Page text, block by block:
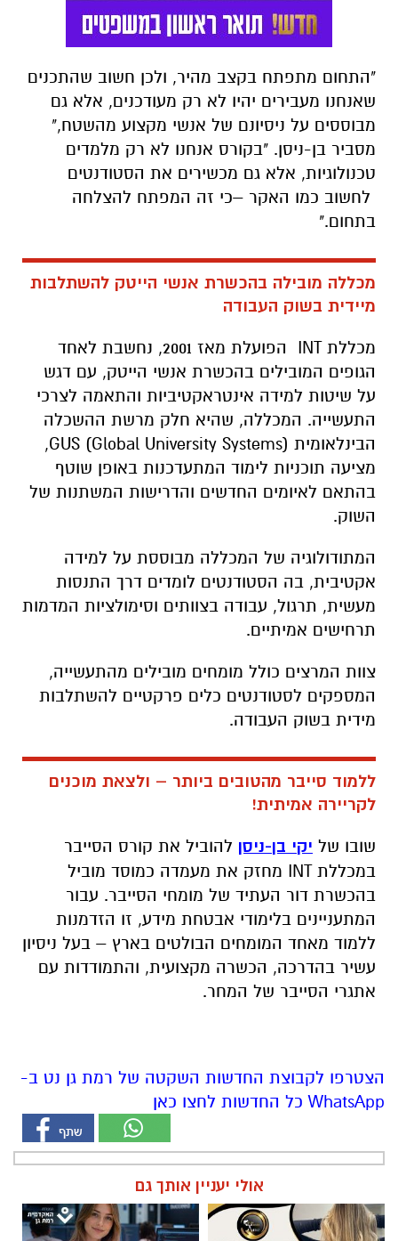
"התחום מתפתח בקצב מהיר, ולכן חשוב שהתכנים
שאנחנו מעבירים יהיו לא רק מעודכנים, אלא גם
מבוססים על ניסיונם של אנשי מקצוע מהשטח,"
מסביר בן-ניסן. "בקורס אנחנו לא רק מלמדים
טכנולוגיות, אלא גם מכשירים את הסטודנטים
לחשוב כמו האקר –כי זה המפתח להצלחה
בתחום."
מכללה מובילה בהכשרת אנשי הייטק להשתלבות
מיידית בשוק העבודה
מכללת INT הפועלת מאז 2001, נחשבת לאחד
הגופים המובילים בהכשרת אנשי הייטק, עם דגש
על שיטות למידה אינטראקטיביות והתאמה לצרכי
התעשייה. המכללה, שהיא חלק מרשת ההשכלה
הבינלאומית (Global University Systems) GUS,
מציעה תוכניות לימוד המתעדכנות באופן שוטף
בהתאם לאיומים החדשים והדרישות המשתנות של
השוק.
המתודולוגיה של המכללה מבוססת על למידה
אקטיבית, בה הסטודנטים לומדים דרך התנסות
מעשית, תרגול, עבודה בצוותים וסימולציות המדמות
תרחישים אמיתיים.
צוות המרצים כולל מומחים מובילים מהתעשייה,
המספקים לסטודנטים כלים פרקטיים להשתלבות
מידית בשוק העבודה.
ללמוד סייבר מהטובים ביותר – ולצאת מוכנים
לקריירה אמיתית!
שובו של יקי בן-ניסן להוביל את קורס הסייבר
במכללת INT מחזק את מעמדה כמוסד מוביל
בהכשרת דור העתיד של מומחי הסייבר. עבור
המתעניינים בלימודי אבטחת מידע, זו הזדמנות
ללמוד מאחד המומחים הבולטים בארץ – בעל ניסיון
עשיר בהדרכה, הכשרה מקצועית, והתמודדות עם
אתגרי הסייבר של המחר.
הצטרפו לקבוצת החדשות השקטה של רמת גן נט ב-
WhatsApp כל החדשות לחצו כאן
אולי יעניין אותך גם